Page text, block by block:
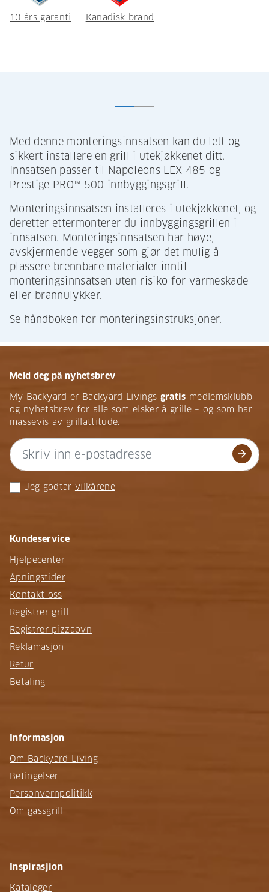
10 års garanti Kanadisk brand
Med denne monteringsinnsatsen kan du lett og
sikkert installere en grill i utekjøkkenet ditt.
Innsatsen passer til Napoleons LEX 485 og
Prestige PRO™ 500 innbyggingsgrill.
Monteringsinnsatsen installeres i utekjøkkenet, og
deretter ettermonterer du innbyggingsgrillen i
innsatsen. Monteringsinnsatsen har høye,
avskjermende vegger som gjør det mulig å
plassere brennbare materialer inntil
monteringsinnsatsen uten risiko for varmeskade
eller brannulykker.
Se håndboken for monteringsinstruksjoner.
Meld deg på nyhetsbrev
My Backyard er Backyard Livings gratis medlemsklubb
og nyhetsbrev for alle som elsker å grille – og som har
massevis av grillattitude.
arrow_forward
Jeg godtar vilkårene
Kundeservice
Hjelpecenter
Åpningstider
Kontakt oss
Registrer grill
Registrer pizzaovn
Reklamasjon
Retur
Betaling
Informasjon
Om Backyard Living
Betingelser
Personvernpolitikk
Om gassgrill
Inspirasjion
Kataloger